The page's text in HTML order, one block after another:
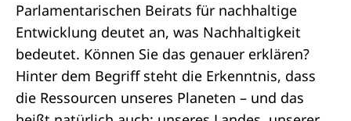
Parlamentarischen Beirats für nachhaltige
Entwicklung deutet an, was Nachhaltigkeit
bedeutet. Können Sie das genauer erklären?
Hinter dem Begriff steht die Erkenntnis, dass
die Ressourcen unseres Planeten – und das